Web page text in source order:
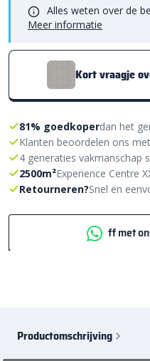
Alles weten over de
Meer informatie
Kort vraagje
81% goedkoperdan het
Klanten beoordelen ons
4 generaties vakmanschap
2500m²Experience Centre
Retourneren?Snel en
ff met
Productomschrijving